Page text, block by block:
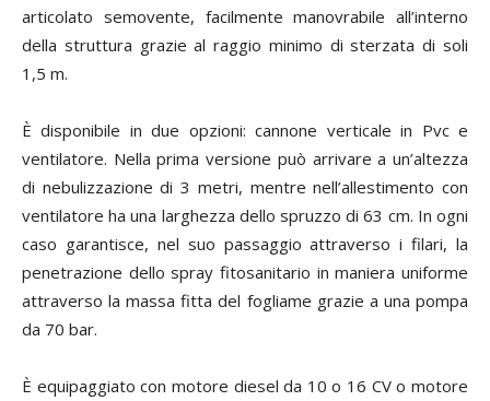
articolato semovente, facilmente manovrabile all’interno
della struttura grazie al raggio minimo di sterzata di soli
1,5 m.
È disponibile in due opzioni: cannone verticale in Pvc e
ventilatore. Nella prima versione può arrivare a un’altezza
di nebulizzazione di 3 metri, mentre nell’allestimento con
ventilatore ha una larghezza dello spruzzo di 63 cm. In ogni
caso garantisce, nel suo passaggio attraverso i filari, la
penetrazione dello spray fitosanitario in maniera uniforme
attraverso la massa fitta del fogliame grazie a una pompa
da 70 bar.
È equipaggiato con motore diesel da 10 o 16 CV o motore